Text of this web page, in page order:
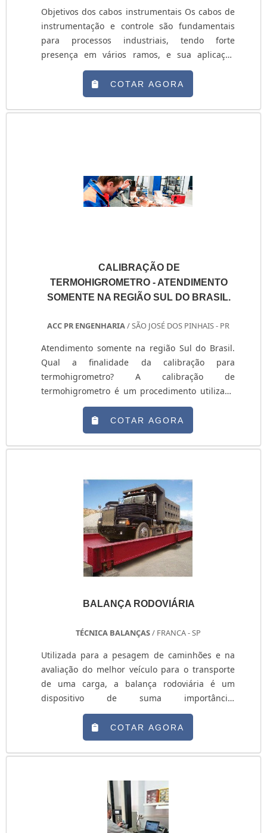
Objetivos dos cabos instrumentais Os cabos de
instrumentação e controle são fundamentais
para processos industriais, tendo forte
presença em vários ramos, e sua aplicação
atende uma grande gama de equipamentos. Os
cabos têm como função realizar a operação
eletrônica de equipamentos, também servem
para evitar interferências externas que possam
COTAR AGORA
CALIBRAÇÃO DE
TERMOHIGROMETRO - ATENDIMENTO
SOMENTE NA REGIÃO SUL DO BRASIL.
ACC PR ENGENHARIA/ SÃO JOSÉ DOS PINHAIS - PR
Atendimento somente na região Sul do Brasil.
Qual a finalidade da calibração para
termohigrometro? A calibração de
termohigrometro é um procedimento utilizado
por empresas que necessitam que seus
aparelhos tenham mais precisão em suas
medidas. O termohigrometro faz a medida da
temperatura de um ambiente, assim como a
específico. Benefícios da calibração - Maior
qualidade em termos de med....
COTAR AGORA
BALANÇA RODOVIÁRIA
TÉCNICA BALANÇAS/ FRANCA - SP
Utilizada para a pesagem de caminhões e na
avaliação do melhor veículo para o transporte
de uma carga, a balança rodoviária é um
dispositivo de suma importância.
Resumidamente, todas as empresas que possui
uma frota de caminhão, principalmente para
frete em outras cidades e estados, deve ter um
equipamento para melhor gerenciamento
instrumento também é utilizado em processos
de fiscalização pública, instalados
estrategicamente em postos estradas e
rodovias. Esse modelo de balança é encontrado
COTAR AGORA